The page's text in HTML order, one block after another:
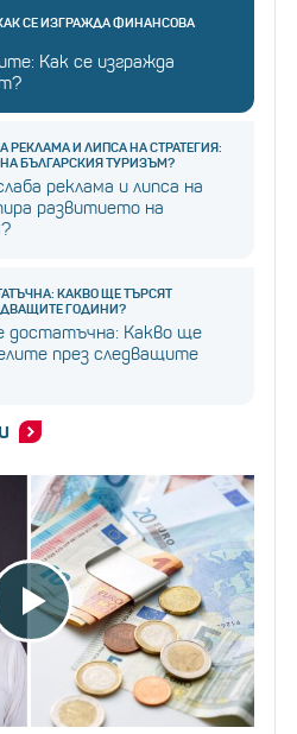
СЕ ИЗГРАЖДА ФИНАНСОВА
Как се изгражда
РЕКЛАМА И ЛИПСА НА СТРАТЕГИЯ:
БЪЛГАРСКИЯ ТУРИЗЪМ?
реклама и липса на
развитието на
КАКВО ЩЕ ТЪРСЯТ
ГОДИНИ?
достатъчна: Какво ще
през следващите